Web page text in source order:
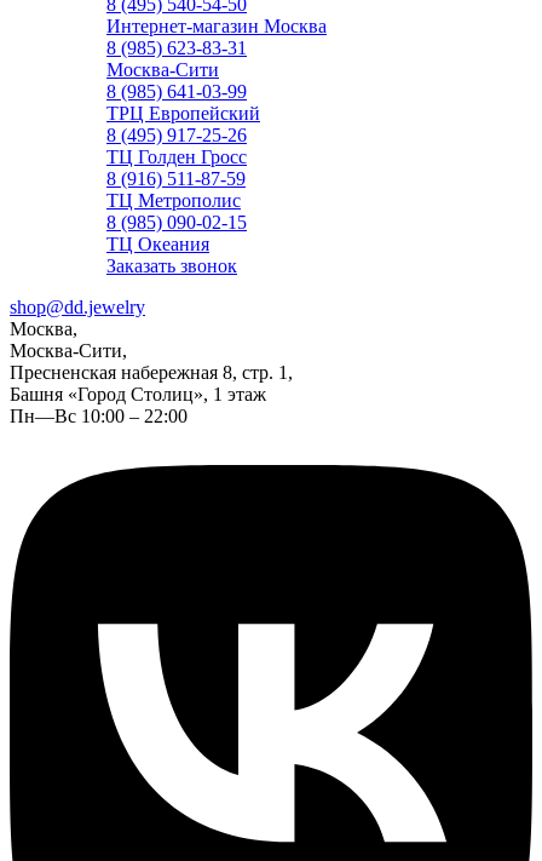
8 (495) 540-54-50
Интернет-магазин Москва
8 (985) 623-83-31
Москва-Сити
8 (985) 641-03-99
ТРЦ Европейский
8 (495) 917-25-26
ТЦ Голден Гросс
8 (916) 511-87-59
ТЦ Метрополис
8 (985) 090-02-15
ТЦ Океания
Заказать звонок
shop@dd.jewelry
Москва,
Москва-Сити,
Пресненская набережная 8, стр. 1,
Башня «Город Столиц», 1 этаж
Пн—Вс 10:00 – 22:00